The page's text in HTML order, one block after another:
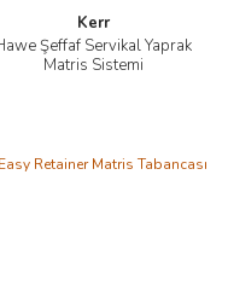
Kerr
Şeffaf Servikal Yaprak
Matris Sistemi